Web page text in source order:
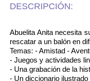
DESCRIPCIÓN:
Abuelita Anita necesita
rescatar a un balón en
Temas: - Amistad -
- Juegos y actividades
- Una grabación de la
- Un diccionario ilustrado